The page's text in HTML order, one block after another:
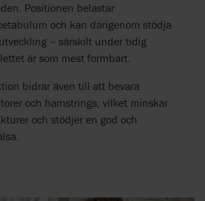
Positionen belastar
och kan därigenom stödja
– särskilt under tidig
är som mest formbart.
bidrar även till att bevara
och hamstrings, vilket minskar
och stödjer en god och